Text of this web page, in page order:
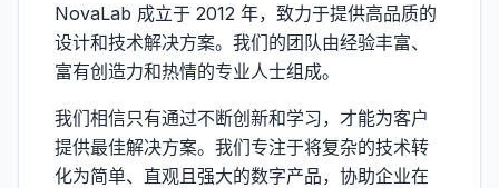
NovaLab 成立于 2012 年，致力于提供高品质的
设计和技术解决方案。我们的团队由经验丰富、
富有创造力和热情的专业人士组成。
我们相信只有通过不断创新和学习，才能为客户
提供最佳解决方案。我们专注于将复杂的技术转
化为简单、直观且强大的数字产品，协助企业在